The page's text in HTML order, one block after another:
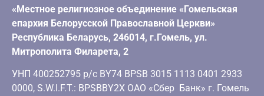
«Местное религиозное объединение «Гомельская
епархия Белорусской Православной Церкви»
Республика Беларусь, 246014, г.Гомель, ул.
Митрополита Филарета, 2
УНП 400252795 р/с BY74 BPSB 3015 1113 0401 2933
0000, S.W.I.F.T.: BPSBBY2X ОАО «Сбер Банк» г. Гомель